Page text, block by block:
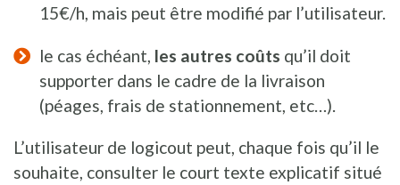
15€/h, mais peut être modifié par l’utilisateur.
le cas échéant, les autres coûts qu’il doit
supporter dans le cadre de la livraison
(péages, frais de stationnement, etc…).
L’utilisateur de logicout peut, chaque fois qu’il le
souhaite, consulter le court texte explicatif situé